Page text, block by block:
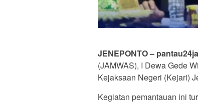
JENEPONTO –
(JAMWAS), I Dewa Gede
Kejaksaan Negeri (Kejari)
Kegiatan pemantauan ini